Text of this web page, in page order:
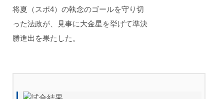
将夏（スポ4）の執念のゴールを守り切
った法政が、見事に大金星を挙げて準決
勝進出を果たした。